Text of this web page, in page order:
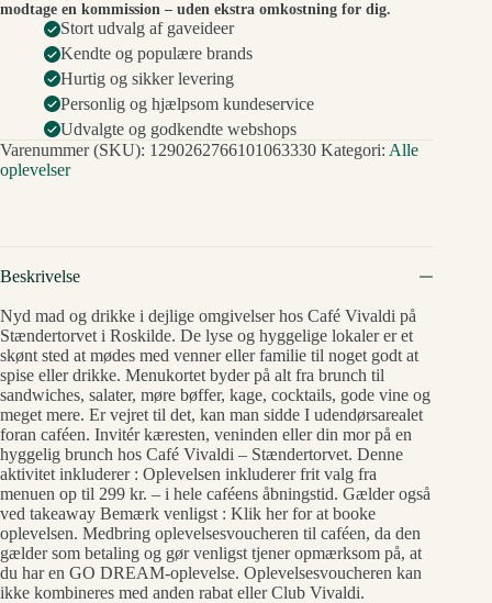
modtage en kommission – uden ekstra omkostning for dig.
Stort udvalg af gaveideer
Kendte og populære brands
Hurtig og sikker levering
Personlig og hjælpsom kundeservice
Udvalgte og godkendte webshops
Varenummer (SKU): 1290262766101063330 Kategori: Alle
oplevelser
Beskrivelse
Nyd mad og drikke i dejlige omgivelser hos Café Vivaldi på
Stændertorvet i Roskilde. De lyse og hyggelige lokaler er et
skønt sted at mødes med venner eller familie til noget godt at
spise eller drikke. Menukortet byder på alt fra brunch til
sandwiches, salater, møre bøffer, kage, cocktails, gode vine og
meget mere. Er vejret til det, kan man sidde I udendørsarealet
foran caféen. Invitér kæresten, veninden eller din mor på en
hyggelig brunch hos Café Vivaldi – Stændertorvet. Denne
aktivitet inkluderer : Oplevelsen inkluderer frit valg fra
menuen op til 299 kr. – i hele caféens åbningstid. Gælder også
ved takeaway Bemærk venligst : Klik her for at booke
oplevelsen. Medbring oplevelsesvoucheren til caféen, da den
gælder som betaling og gør venligst tjener opmærksom på, at
du har en GO DREAM-oplevelse. Oplevelsesvoucheren kan
ikke kombineres med anden rabat eller Club Vivaldi.